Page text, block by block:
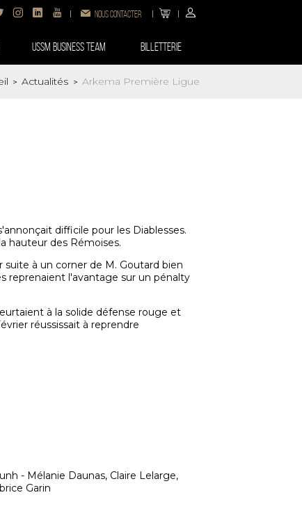
Nous contacter
USSM BUSINESS TEAM Billetterie
> Actualités > Arkema Première Ligue
difficile pour les Diablesses.
hauteur des Rémoises.
suite à un corner de M. Goutard bien
reprenaient l'avantage sur un pénalty
à la solide défense rouge et
réussissait à reprendre
- Mélanie Daunas, Claire Lelarge,
Garin